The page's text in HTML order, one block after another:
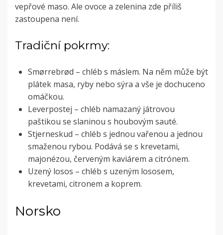
vepřové maso. Ale ovoce a zelenina zde příliš
zastoupena není.
Tradiční pokrmy:
Smørrebrød – chléb s máslem. Na něm může být
plátek masa, ryby nebo sýra a vše je dochuceno
omáčkou.
Leverpostej – chléb namazaný játrovou
paštikou se slaninou s houbovým sauté.
Stjerneskud – chléb s jednou vařenou a jednou
smaženou rybou. Podává se s krevetami,
majonézou, červeným kaviárem a citrónem.
Uzený losos – chléb s uzeným lososem,
krevetami, citronem a koprem.
Norsko